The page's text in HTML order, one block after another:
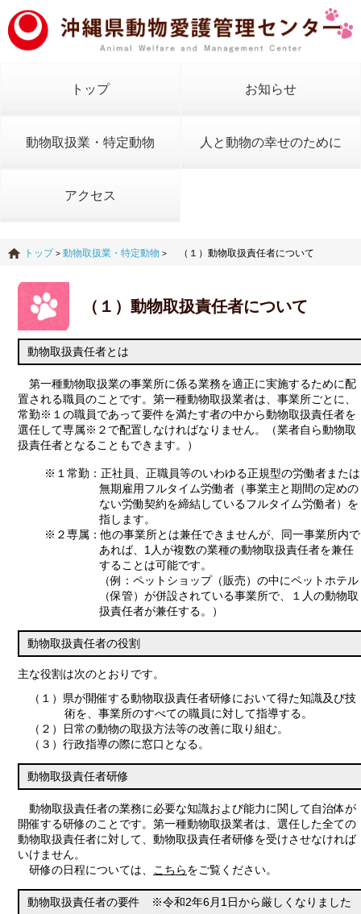
トップ お知らせ
動物取扱業・特定動物 人と動物の幸せのために
アクセス
トップ > 動物取扱業・特定動物 > （１）動物取扱責任者について
（１）動物取扱責任者について
動物取扱責任者とは
第一種動物取扱業の事業所に係る業務を適正に実施するために配
置される職員のことです。第一種動物取扱業者は、事業所ごとに、
常勤※１ の職員であって要件を満たす者の中から動物取扱責任者を
選任して専属※２ で配置しなければなりません。（業者自ら動物取
扱責任者となることもできます。）
※１常勤：正社員、正職員等のいわゆる正規型の労働者または
無期雇用フルタイム労働者（事業主と期間の定めの
ない労働契約を締結しているフルタイム労働者）を
指します。
※２専属：他の事業所とは兼任できませんが、同一事業所内で
あれば、1人が複数の業種の動物取扱責任者を兼任
することは可能です。
（例：ペットショップ（販売）の中にペットホテル
（保管）が併設されている事業所で、１人の動物取
扱責任者が兼任する。）
動物取扱責任者の役割
主な役割は次のとおりです。
（１）県が開催する動物取扱責任者研修において得た知識及び技
術を、事業所のすべての職員に対して指導する。
（２）日常の動物の取扱方法等の改善に取り組む。
（３）行政指導の際に窓口となる。
動物取扱責任者研修
動物取扱責任者の業務に必要な知識および能力に関して自治体が
開催する研修のことです。第一種動物取扱業者は、選任した全ての
動物取扱責任者に対して、動物取扱責任者研修を受けさせなければ
いけません。
研修の日程については、
こちらをご覧ください。
動物取扱責任者の要件 ※令和2年6月1日から厳しくなりました